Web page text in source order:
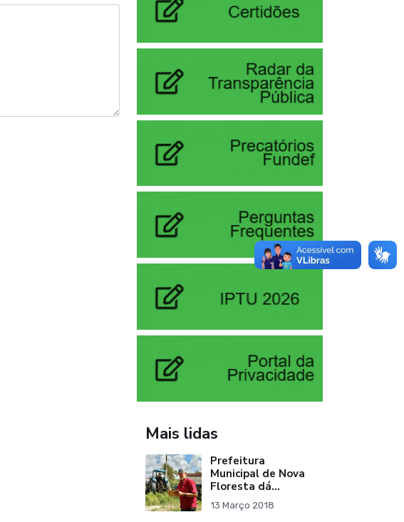
Mais lidas
Prefeitura
Municipal de Nova
Floresta dá
continuidade aos
Cortes de Terra.
13 Março 2018